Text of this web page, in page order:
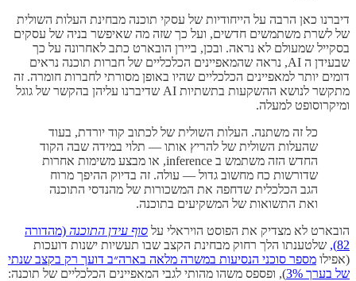
דיברנו כאן הרבה על הייחודיות של עסקי תוכנה מבחינת העלות השולית
של לשרת משתמשים חדשים, ועל כך שזה מה שאיפשר בניה של עסקים
בסקייל שמעולם לא נראה. ובכן, ביירן הובארט כתב לאחרונה על כך
שבעידן ה AI, נראה שהמאפיינים הכלכליים של חברות תוכנה נראים
דומים יותר למאפיינים הכלכליים שהיו באופן מסורתי לחברות חומרה. זה
מתקשר לנושא ההשקעות בתשתיות AI שדיברנו עליהן בהקשר של גוגל
ומיקרוסופט למעלה.
כל זה משתנה. העלות השולית של לכתוב קוד יורדת, בעוד
שהעלות השולית של להריץ אותו — תלוי במידה שבה הקוד
החדש הזה משתמש ב inference, או מבצע משימות אחרות
שדורשות כח מחשוב גדול — עולה. זה בדיוק ההיפך מרוח
הגב הכלכלית שדחפה את המשכורות של מהנדסי התוכנה
ואת התשואות של המשקיעים בתוכנה.
הובארט לא מצדיק את הפוסט הויראלי על סוף עידן התוכנה (מהדורה
82),
שלטענתו הלך רחוק מבחינת הקצב שבו תעשיות ישנות דועכות
(אפילו מספר סוכני הנסיעות במשרה מלאה בארה״ב דועך רק בקצב שנתי
של בערך 3%
), ופספס משהו מהותי לגבי המאפיינים הכלכליים של תוכנה: